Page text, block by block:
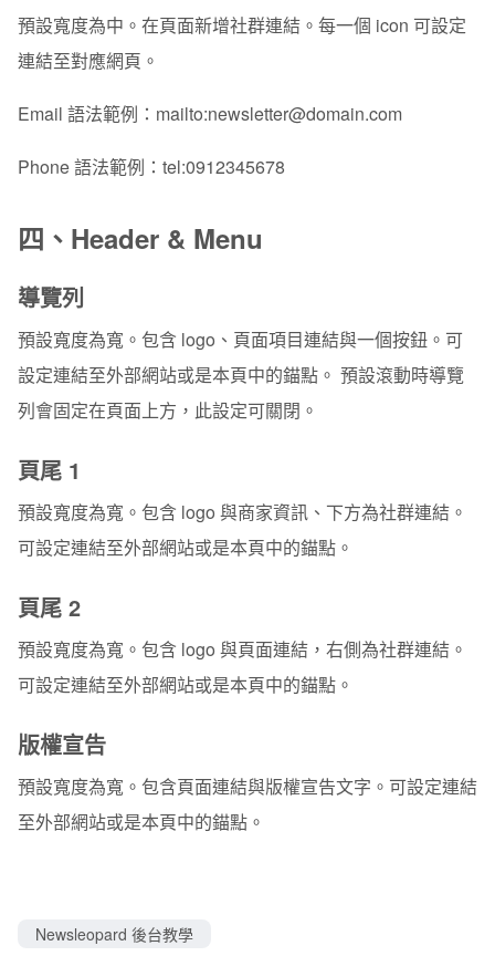
預設寬度為中。在頁面新增社群連結。每一個 icon 可設定
連結至對應網頁。
Email 語法範例：mailto:newsletter@domain.com
Phone 語法範例：tel:0912345678
四、Header & Menu
導覽列
預設寬度為寬。包含 logo、頁面項目連結與一個按鈕。可
設定連結至外部網站或是本頁中的錨點。 預設滾動時導覽
列會固定在頁面上方，此設定可關閉。
頁尾 1
預設寬度為寬。包含 logo 與商家資訊、下方為社群連結。
可設定連結至外部網站或是本頁中的錨點。
頁尾 2
預設寬度為寬。包含 logo 與頁面連結，右側為社群連結。
可設定連結至外部網站或是本頁中的錨點。
版權宣告
預設寬度為寬。包含頁面連結與版權宣告文字。可設定連結
至外部網站或是本頁中的錨點。
Newsleopard 後台教學